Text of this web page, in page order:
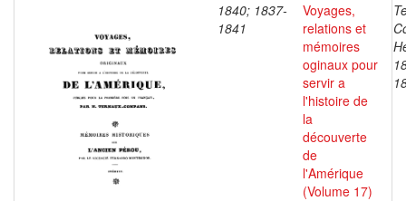
1840; 1837-
1841
Voyages,
relations et
mémoires
oginaux pour
servir a
l'histoire de
la
découverte
de
l'Amérique
(Volume 17)